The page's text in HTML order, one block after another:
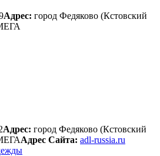
Адрес: город Федяково (Кстовский
Адрес: город Федяково (Кстовский
Адрес Сайта: adl-russia.ru